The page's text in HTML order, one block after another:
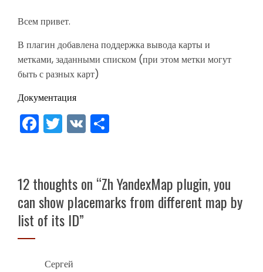
Всем привет.
В плагин добавлена поддержка вывода карты и
метками, заданными списком (при этом метки могут
быть с разных карт)
Документация
Facebook
Twitter
VK
12 thoughts on “Zh YandexMap plugin, you
can show placemarks from different map by
list of its ID”
Сергей